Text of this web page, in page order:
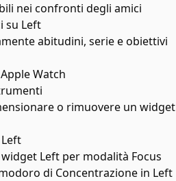
nei confronti degli amici
su Left
abitudini, serie e obiettivi
Watch
o rimuovere un widget
Left per modalità Focus
di Concentrazione in Left